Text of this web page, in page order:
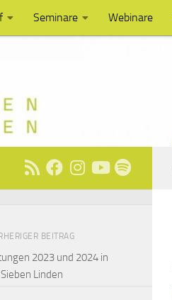
Seminare Webinare
BEITRAG
2023 und 2024 in
Sieben Linden